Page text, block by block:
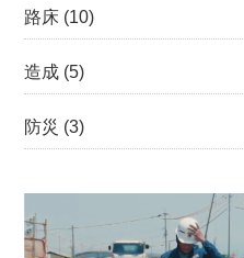
路床 (10)
造成 (5)
防災 (3)